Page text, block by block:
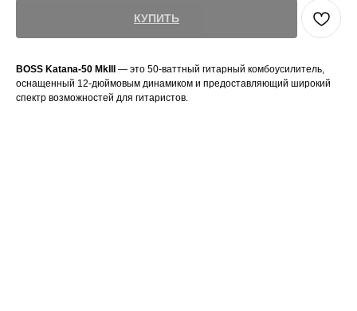
КУПИТЬ
BOSS Katana-50 MkIII
— это 50-ваттный гитарный комбоусилитель,
оснащенный 12-дюймовым динамиком и предоставляющий широкий
спектр возможностей для гитаристов.